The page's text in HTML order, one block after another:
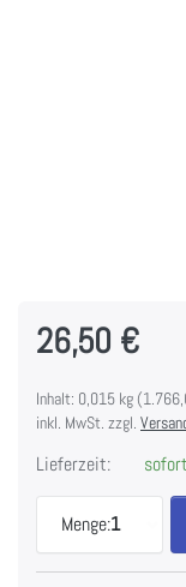
26,50 €
Inhalt: 0,015 kg
inkl. MwSt. zzgl.
Lieferzeit:
Menge:1